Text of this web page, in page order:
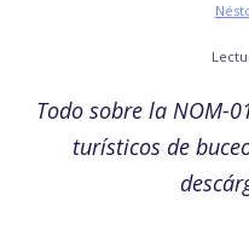
Todo sobre la NOM-
turísticos de